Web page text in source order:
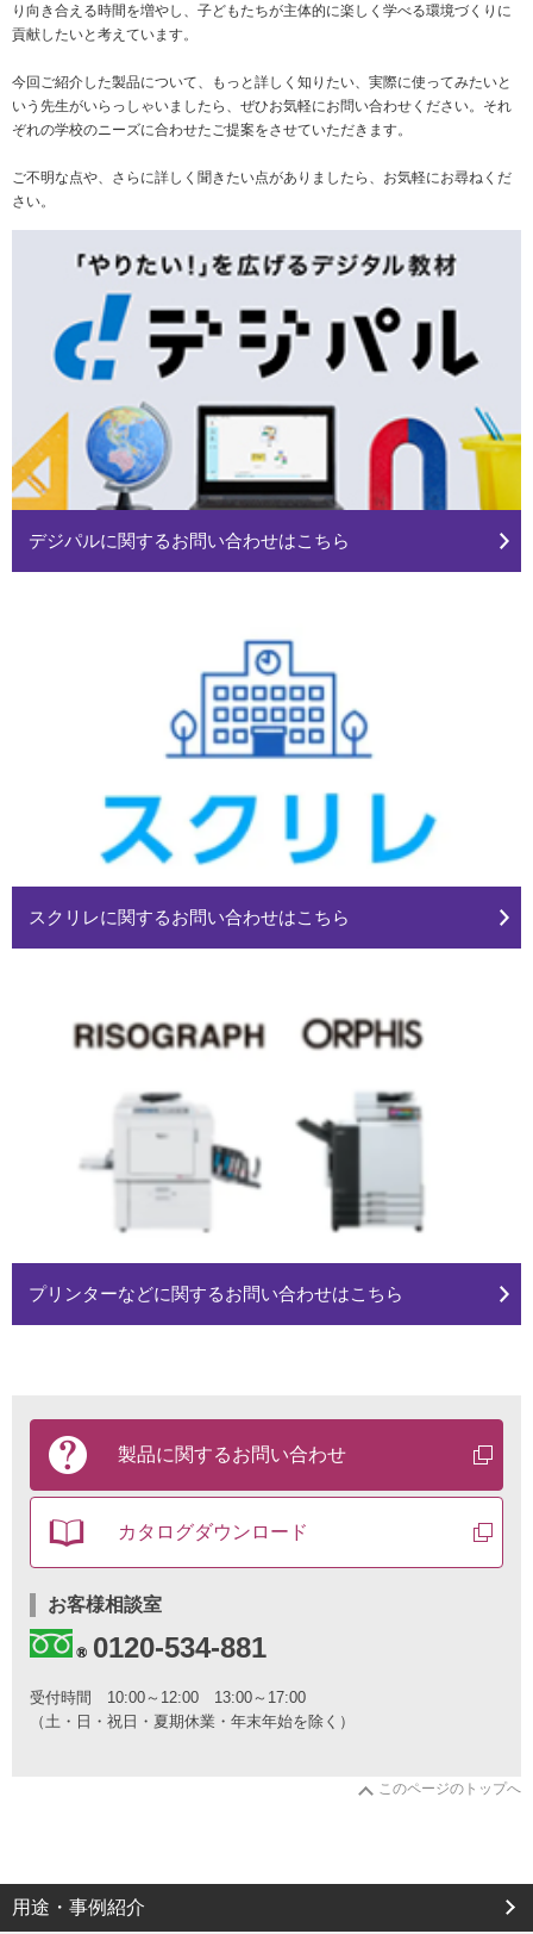
り向き合える時間を増やし、子どもたちが主体的に楽しく学べる環境づくりに
貢献したいと考えています。
今回ご紹介した製品について、もっと詳しく知りたい、実際に使ってみたいと
いう先生がいらっしゃいましたら、ぜひお気軽にお問い合わせください。それ
ぞれの学校のニーズに合わせたご提案をさせていただきます。
ご不明な点や、さらに詳しく聞きたい点がありましたら、お気軽にお尋ねくだ
さい。
デジパルに関するお問い合わせはこちら
スクリレに関するお問い合わせはこちら
プリンターなどに関するお問い合わせはこちら
関
合
わ
と
カ
タ
は
こ
製品に関するお問い合わせ
カタログダウンロード
お客様相談室
0120-534-881
受付時間 10:00～12:00 13:00～17:00
（土・日・祝日・夏期休業・年末年始を除く）
このページのトップへ
用途・事例紹介